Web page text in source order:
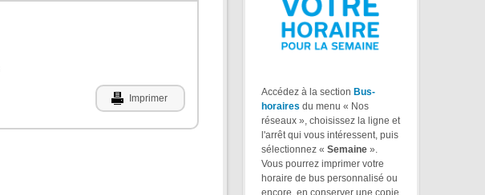
Imprimer
Accédez à la section Bus-
horaires du menu « Nos
réseaux », choisissez la ligne et
l'arrêt qui vous intéressent, puis
sélectionnez « Semaine ».
Vous pourrez imprimer votre
horaire de bus personnalisé ou
encore, en conserver une copie